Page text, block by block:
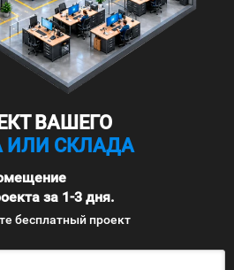
ВАШЕГО
ИЛИ СКЛАДА
за 1-3 дня.
бесплатный проект